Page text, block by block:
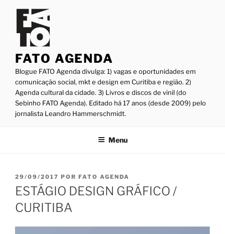
conteúdo
FATO AGENDA
Blogue FATO Agenda divulga: 1) vagas e oportunidades em
comunicação social, mkt e design em Curitiba e região. 2)
Agenda cultural da cidade. 3) Livros e discos de vinil (do
Sebinho FATO Agenda). Editado há 17 anos (desde 2009) pelo
jornalista Leandro Hammerschmidt.
Menu
PUBLICADO
EM
29/09/2017 POR FATO AGENDA
ESTÁGIO DESIGN GRÁFICO /
CURITIBA